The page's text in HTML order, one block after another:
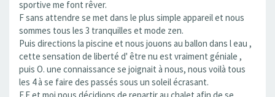
sportive me font rêver.
F sans attendre se met dans le plus simple appareil et nous
sommes tous les 3 tranquilles et mode zen.
Puis directions la piscine et nous jouons au ballon dans l eau ,
cette sensation de liberté d' être nu est vraiment géniale ,
puis O. une connaissance se joignait à nous, nous voilà tous
les 4 à se faire des passés sous un soleil écrasant.